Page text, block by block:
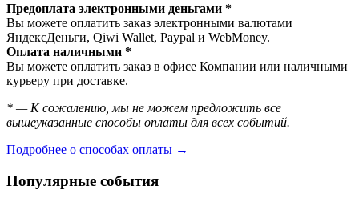
Предоплата электронными деньгами *
Вы можете оплатить заказ электронными валютами
ЯндексДеньги, Qiwi Wallet, Paypal и WebMoney.
Оплата наличными *
Вы можете оплатить заказ в офисе Компании или наличными
курьеру при доставке.
* — К сожалению, мы не можем предложить все
вышеуказанные способы оплаты для всех событий.
Подробнее о способах оплаты →
Популярные события